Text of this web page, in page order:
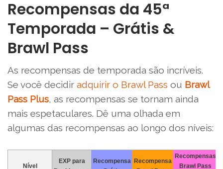
Recompensas da 45ª
Temporada – Grátis &
Brawl Pass
As recompensas de temporada são incríveis.
Se você decidir adquirir o Brawl Pass ou Brawl
Pass Plus, as recompensas se tornam ainda
mais espetaculares. Dê uma olhada em
algumas das recompensas ao longo dos níveis:
Nível
EXP para
Recompensa Recompensa
Recompensas
Brawl Pass